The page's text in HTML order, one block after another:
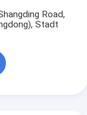
Road,
Stadt